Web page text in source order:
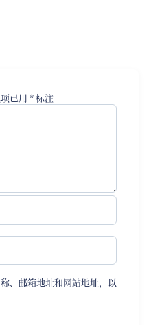
已用 *标注
、邮箱地址和网站地址，以